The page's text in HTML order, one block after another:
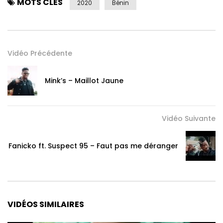
MOTS CLÉS 2020 Bénin
Vidéo Précédente
Mink’s – Maillot Jaune
Vidéo Suivante
Fanicko ft. Suspect 95 – Faut pas me déranger
VIDÉOS SIMILAIRES